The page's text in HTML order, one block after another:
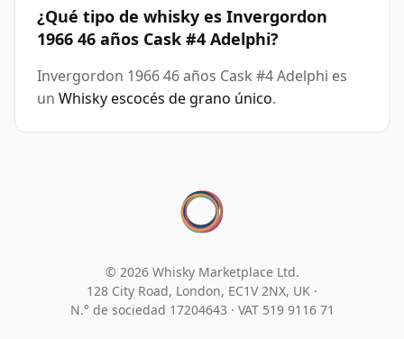
¿Qué tipo de whisky es Invergordon
1966 46 años Cask #4 Adelphi?
Invergordon 1966 46 años Cask #4 Adelphi es
un Whisky escocés de grano único.
© 2026 Whisky Marketplace Ltd.
128 City Road, London, EC1V 2NX, UK ·
N.° de sociedad 17204643 · VAT 519 9116 71